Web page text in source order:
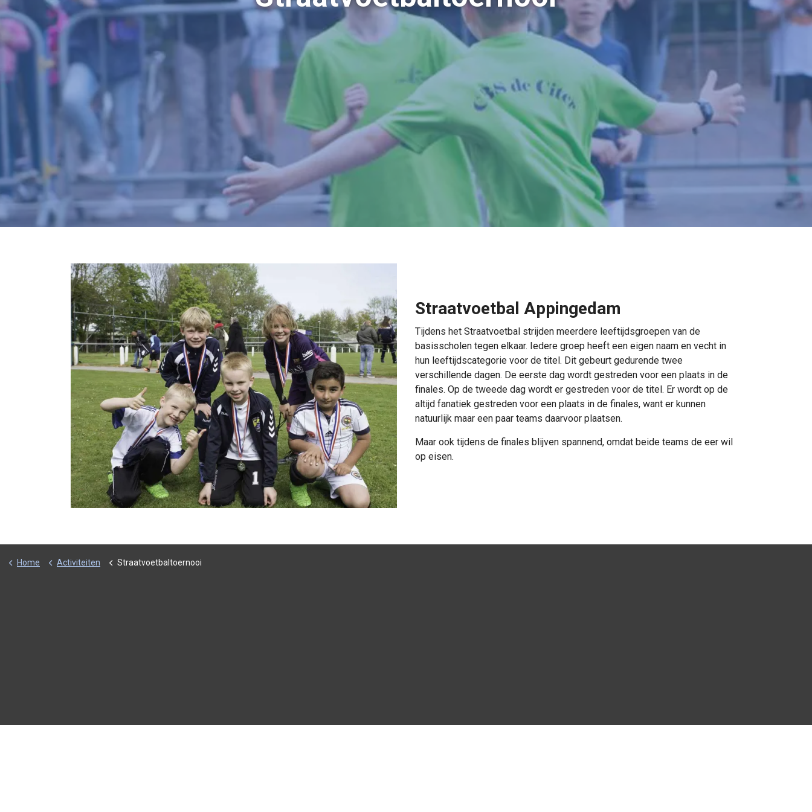
Straatvoetbal Appingedam
Tijdens het Straatvoetbal strijden meerdere leeftijdsgroepen van de
basisscholen tegen elkaar. Iedere groep heeft een eigen naam en vecht in
hun leeftijdscategorie voor de titel. Dit gebeurt gedurende twee
verschillende dagen. De eerste dag wordt gestreden voor een plaats in de
finales. Op de tweede dag wordt er gestreden voor de titel. Er wordt op de
altijd fanatiek gestreden voor een plaats in de finales, want er kunnen
natuurlijk maar een paar teams daarvoor plaatsen.
Maar ook tijdens de finales blijven spannend, omdat beide teams de eer wil
op eisen.
Home Activiteiten Straatvoetbaltoernooi